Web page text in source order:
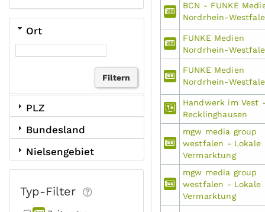
Ort
PLZ
Bundesland
Nielsengebiet
Typ-Filter
BCN - FUNKE
Nordrhein-
FUNKE Medien
Nordrhein-
FUNKE Medien
Nordrhein-
Handwerk im Vest
Recklinghausen
mgw media group
westfalen - Lokale
Vermarktung
mgw media group
westfalen - Lokale
Vermarktung